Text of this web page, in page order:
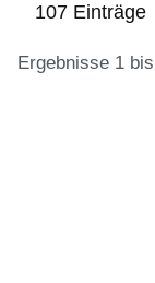
107 Einträge
Ergebnisse 1